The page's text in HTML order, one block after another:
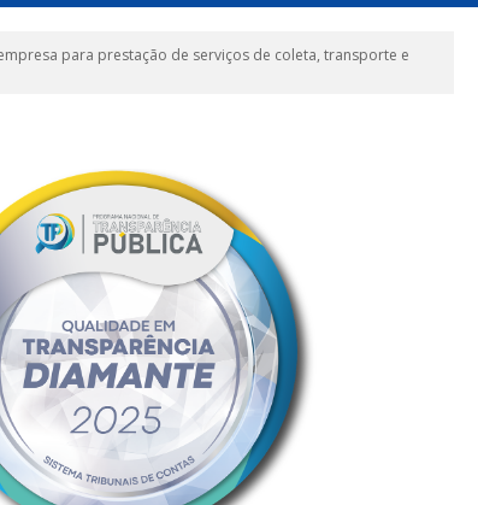
para prestação de serviços de coleta, transporte e